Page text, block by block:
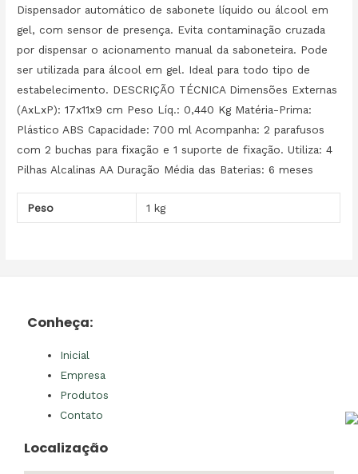
Dispensador automático de sabonete líquido ou álcool em
gel, com sensor de presença. Evita contaminação cruzada
por dispensar o acionamento manual da saboneteira. Pode
ser utilizada para álcool em gel. Ideal para todo tipo de
estabelecimento. DESCRIÇÃO TÉCNICA Dimensões Externas
(AxLxP): 17x11x9 cm Peso Líq.: 0,440 Kg Matéria-Prima:
Plástico ABS Capacidade: 700 ml Acompanha: 2 parafusos
com 2 buchas para fixação e 1 suporte de fixação. Utiliza: 4
Pilhas Alcalinas AA Duração Média das Baterias: 6 meses
Peso 1 kg
Conheça:
Inicial
Empresa
Produtos
Contato
Localização